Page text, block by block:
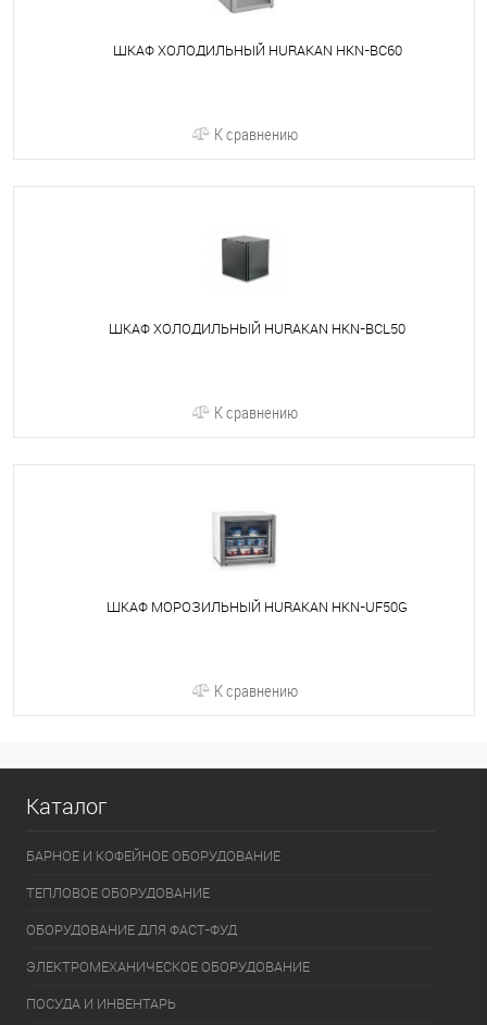
ШКАФ ХОЛОДИЛЬНЫЙ HURAKAN HKN-BC60
К сравнению
ШКАФ ХОЛОДИЛЬНЫЙ HURAKAN HKN-BCL50
К сравнению
ШКАФ МОРОЗИЛЬНЫЙ HURAKAN HKN-UF50G
К сравнению
Каталог
БАРНОЕ И КОФЕЙНОЕ ОБОРУДОВАНИЕ
ТЕПЛОВОЕ ОБОРУДОВАНИЕ
ОБОРУДОВАНИЕ ДЛЯ ФАСТ-ФУД
ЭЛЕКТРОМЕХАНИЧЕСКОЕ ОБОРУДОВАНИЕ
ПОСУДА И ИНВЕНТАРЬ